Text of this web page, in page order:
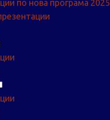
по нова програма 2025